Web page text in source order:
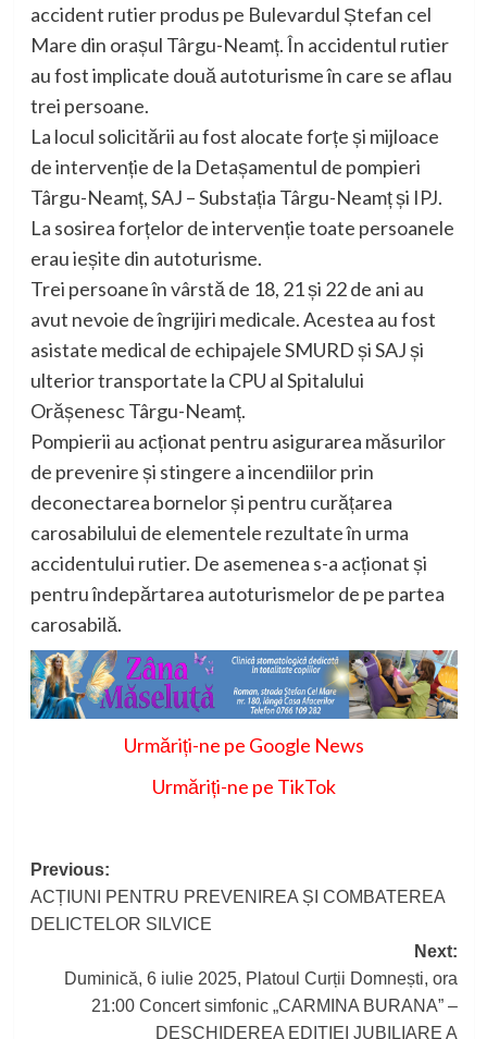
accident rutier produs pe Bulevardul Ștefan cel
Mare din orașul Târgu-Neamț. În accidentul rutier
au fost implicate două autoturisme în care se aflau
trei persoane.
La locul solicitării au fost alocate forțe și mijloace
de intervenție de la Detașamentul de pompieri
Târgu-Neamț, SAJ – Substația Târgu-Neamț și IPJ.
La sosirea forțelor de intervenție toate persoanele
erau ieșite din autoturisme.
Trei persoane în vârstă de 18, 21 și 22 de ani au
avut nevoie de îngrijiri medicale. Acestea au fost
asistate medical de echipajele SMURD și SAJ și
ulterior transportate la CPU al Spitalului
Orășenesc Târgu-Neamț.
Pompierii au acționat pentru asigurarea măsurilor
de prevenire și stingere a incendiilor prin
deconectarea bornelor și pentru curățarea
carosabilului de elementele rezultate în urma
accidentului rutier. De asemenea s-a acționat și
pentru îndepărtarea autoturismelor de pe partea
carosabilă.
Urmăriți-ne pe Google News
Urmăriți-ne pe TikTok
Post
navigation
Previous:
ACȚIUNI PENTRU PREVENIREA ȘI COMBATEREA
DELICTELOR SILVICE
Next:
Duminică, 6 iulie 2025, Platoul Curții Domnești, ora
21:00 Concert simfonic „CARMINA BURANA” –
DESCHIDEREA EDIȚIEI JUBILIARE A